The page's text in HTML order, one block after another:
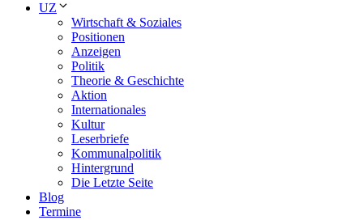
UZ
Wirtschaft & Soziales
Positionen
Anzeigen
Politik
Theorie & Geschichte
Aktion
Internationales
Kultur
Leserbriefe
Kommunalpolitik
Hintergrund
Die Letzte Seite
Blog
Termine